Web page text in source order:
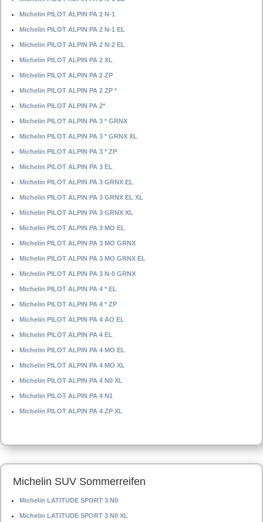
Michelin PILOT ALPIN PA 2 N-1
Michelin PILOT ALPIN PA 2 N-1 EL
Michelin PILOT ALPIN PA 2 N-2 EL
Michelin PILOT ALPIN PA 2 XL
Michelin PILOT ALPIN PA 2 ZP
Michelin PILOT ALPIN PA 2 ZP *
Michelin PILOT ALPIN PA 2*
Michelin PILOT ALPIN PA 3 * GRNX
Michelin PILOT ALPIN PA 3 * GRNX XL
Michelin PILOT ALPIN PA 3 * ZP
Michelin PILOT ALPIN PA 3 EL
Michelin PILOT ALPIN PA 3 GRNX EL
Michelin PILOT ALPIN PA 3 GRNX EL XL
Michelin PILOT ALPIN PA 3 GRNX XL
Michelin PILOT ALPIN PA 3 MO EL
Michelin PILOT ALPIN PA 3 MO GRNX
Michelin PILOT ALPIN PA 3 MO GRNX EL
Michelin PILOT ALPIN PA 3 N-0 GRNX
Michelin PILOT ALPIN PA 4 * EL
Michelin PILOT ALPIN PA 4 * ZP
Michelin PILOT ALPIN PA 4 AO EL
Michelin PILOT ALPIN PA 4 EL
Michelin PILOT ALPIN PA 4 MO EL
Michelin PILOT ALPIN PA 4 MO XL
Michelin PILOT ALPIN PA 4 N0 XL
Michelin PILOT ALPIN PA 4 N1
Michelin PILOT ALPIN PA 4 ZP XL
Michelin SUV Sommerreifen
Michelin LATITUDE SPORT 3 N0
Michelin LATITUDE SPORT 3 N0 XL